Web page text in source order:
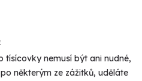
tísícovky nemusí být ani nudné,
některým ze zážitků, uděláte